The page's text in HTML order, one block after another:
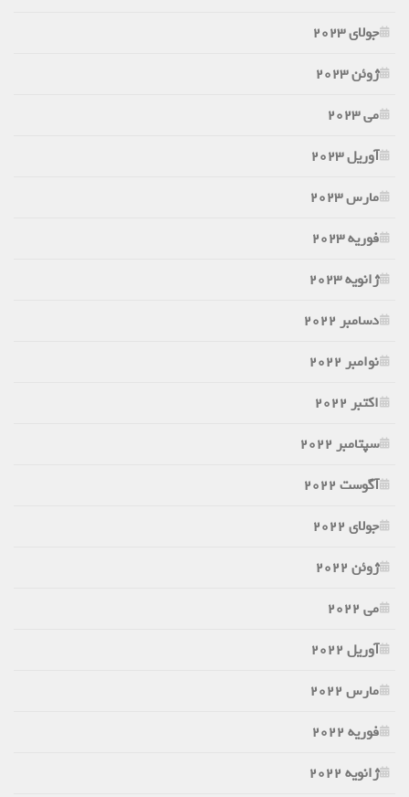
جولای 2023
ژوئن 2023
می 2023
آوریل 2023
مارس 2023
فوریه 2023
ژانویه 2023
دسامبر 2022
نوامبر 2022
اکتبر 2022
سپتامبر 2022
آگوست 2022
جولای 2022
ژوئن 2022
می 2022
آوریل 2022
مارس 2022
فوریه 2022
ژانویه 2022